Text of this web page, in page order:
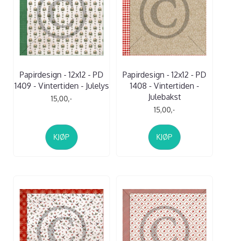
Papirdesign - 12x12 - PD
1409 - Vintertiden - Julelys
15,00,-
KJØP
Papirdesign - 12x12 - PD
1408 - Vintertiden -
Julebakst
15,00,-
KJØP